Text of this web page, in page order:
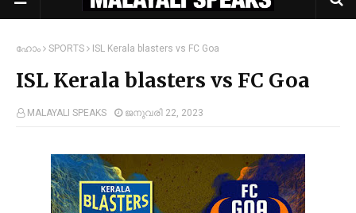
ഹോം SPORTS ISL Kerala blasters vs FC Goa
ISL Kerala blasters vs FC Goa
MALAYALI SPEAKS ജനുവരി 22, 2023